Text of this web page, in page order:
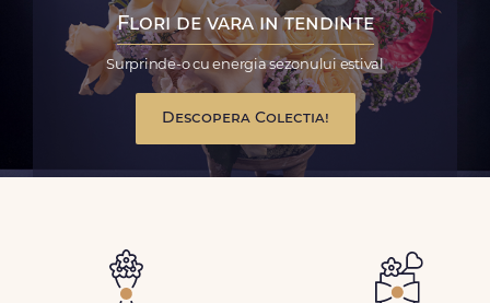
Flori de vara in tendinte
Surprinde-o cu energia sezonului estival
Descopera Colectia!